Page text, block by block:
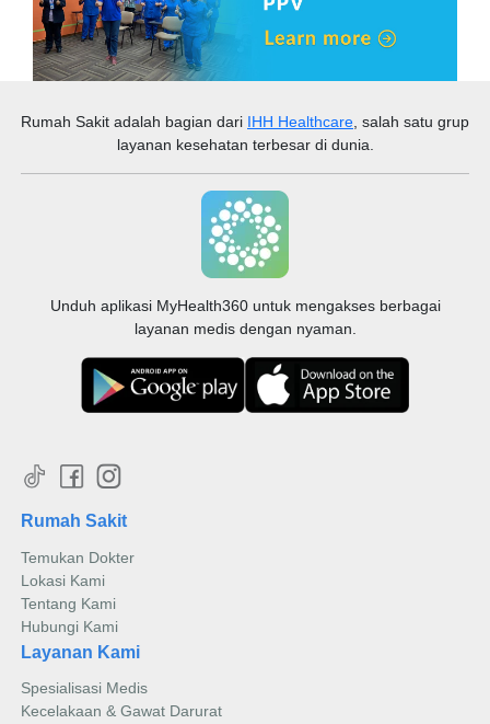
Rumah Sakit adalah bagian dari IHH Healthcare , salah satu grup
layanan kesehatan terbesar di dunia.
Unduh aplikasi MyHealth360 untuk mengakses berbagai
layanan medis dengan nyaman.
Rumah Sakit
Temukan Dokter
Lokasi Kami
Tentang Kami
Hubungi Kami
Layanan Kami
Spesialisasi Medis
Kecelakaan & Gawat Darurat